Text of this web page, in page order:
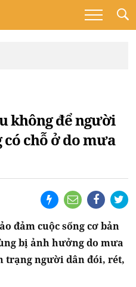
không để người
chỗ ở do mưa
đảm cuộc sống cơ bản
bị ảnh hưởng do mưa
trạng người dân đói, rét,